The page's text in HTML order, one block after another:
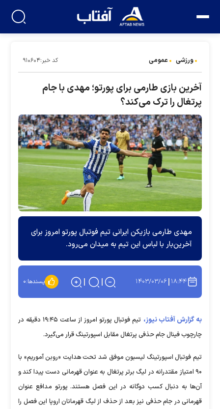
ورزشی عمومی کد خبر:۹۱۰۶۰۴
آخرین بازی طارمی برای پورتو؛ مهدی با جام
پرتغال را ترک می‌کند؟
مهدی طارمی بازیکن ایرانی تیم فوتبال پورتو امروز برای
آخرین‌بار با لباس این تیم به میدان می‌رود.
۱۸:۴۴ ۱۴۰۳/۰۳/۰۶ پسندها:۰
به گزارش آفتاب نیوز،
تیم فوتبال پورتو امروز از ساعت ۱۹:۴۵ دقیقه در
چارچوب فینال جام حذفی پرتغال مقابل اسپورتینگ قرار می‌گیرد.
تیم فوتبال اسپورتینگ لیسبون موفق شد تحت هدایت «روبن آموریم» با
۹۰ امتیاز مقتدرانه در لیگ برتر پرتغال به عنوان قهرمانی دست پیدا کند و
آن‌ها به دنبال کسب دوگانه در این فصل هستند. پورتو مدافع عنوان
قهرمانی در جام حذفی نیز بعد از حذف از لیگ قهرمانان اروپا این فصل را